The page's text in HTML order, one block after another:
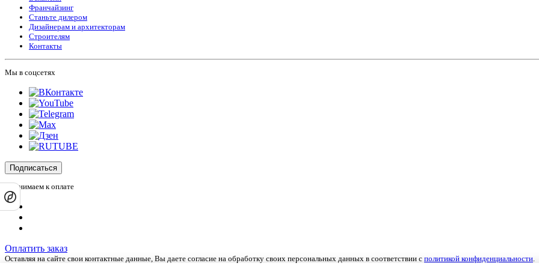
Франчайзинг
Станьте дилером
Дизайнерам и архитекторам
Строителям
Контакты
Мы в соцсетях
Подписаться
Принимаем к оплате
Оплатить заказ
Оставляя на сайте свои контактные данные, Вы даете согласие на обработку своих персональных данных в соответствии с политикой конфиденциальности